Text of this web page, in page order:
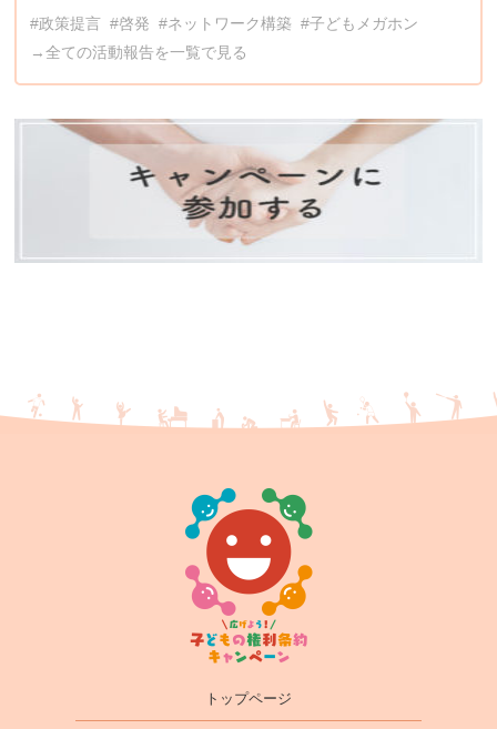
#政策提言 #啓発 #ネットワーク構築 #子どもメガホン
→全ての活動報告を一覧で見る
トップページ